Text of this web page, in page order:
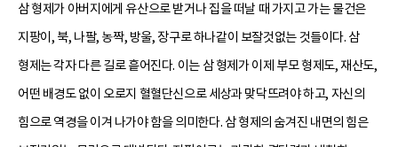
삼 형제가 아버지에게 유산으로 받거나 집을 떠날 때 가지고 가는 물건은
지팡이, 북, 나팔, 농짝, 방울, 장구로 하나같이 보잘것없는 것들이다. 삼
형제는 각자 다른 길로 흩어진다. 이는 삼 형제가 이제 부모 형제도, 재산도,
어떤 배경도 없이 오로지 혈혈단신으로 세상과 맞닥뜨려야 하고, 자신의
힘으로 역경을 이겨 나가야 함을 의미한다. 삼 형제의 숨겨진 내면의 힘은